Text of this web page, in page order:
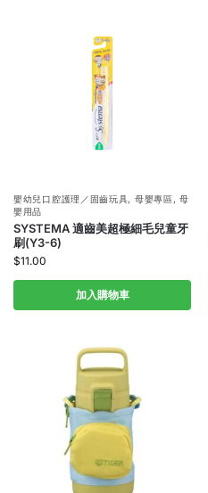
嬰幼兒口腔護理／固齒玩具, 母嬰專區,母
嬰用品
SYSTEMA 適齒美超極細毛兒童牙
刷(Y3-6)
$11.00
加入購物車